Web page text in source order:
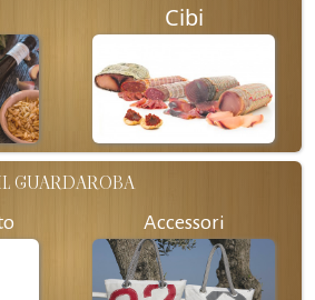
Cibi
GUARDAROBA
Accessori